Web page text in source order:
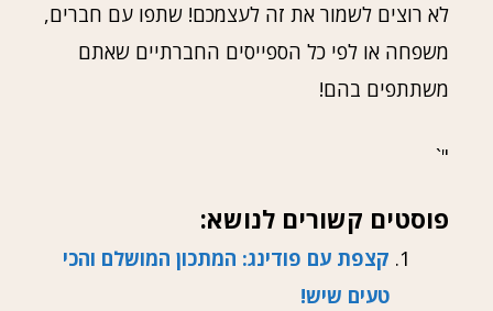
לא רוצים לשמור את זה לעצמכם! שתפו עם חברים,
משפחה או לפי כל הספייסים החברתיים שאתם
משתתפים בהם!
"`
פוסטים קשורים לנושא:
קצפת עם פודינג: המתכון המושלם והכי
טעים שיש!